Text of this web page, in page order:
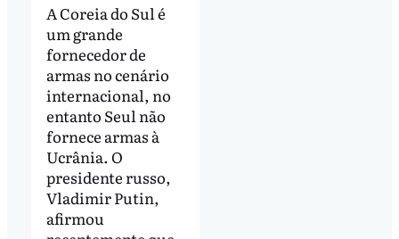
A Coreia do Sul é
um grande
fornecedor de
armas no cenário
internacional, no
entanto Seul não
fornece armas à
Ucrânia. O
presidente russo,
Vladimir Putin,
afirmou